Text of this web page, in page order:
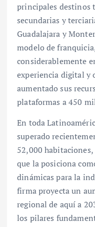
principales destinos
secundarias y
Guadalajara y
modelo de
considerablemente
experiencia digital y
aumentado sus
plataformas a 450
En toda
superado
52,000
que la posiciona
dinámicas para la
firma proyecta un
regional de aquí a
los pilares